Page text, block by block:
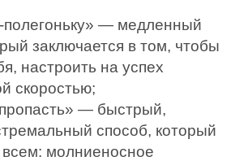
полегоньку» — медленный
заключается в том, чтобы
настроить на успех
скоростью;
— быстрый,
способ, который
всем: молниеносное